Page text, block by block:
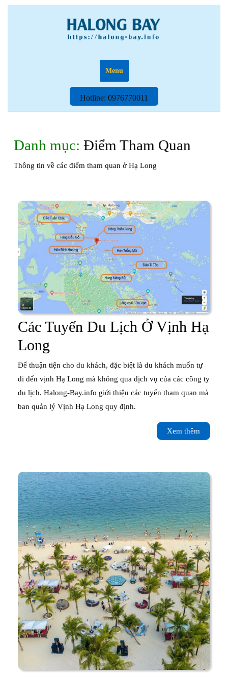
Menu
Hotline: 0976770011
0976770011
Danh mục: Điểm Tham Quan
Thông tin về các điểm tham quan ở Hạ Long
Các Tuyến Du Lịch Ở Vịnh Hạ
Long
Tuyến
Du
Lịch
Long
Để thuận tiện cho du khách, đặc biệt là du khách muốn tự
đi đến vịnh Hạ Long mà không qua dịch vụ của các công ty
du lịch. Halong-Bay.info giới thiệu các tuyến tham quan mà
ban quản lý Vịnh Hạ Long quy định.
Xem thêm
thêm